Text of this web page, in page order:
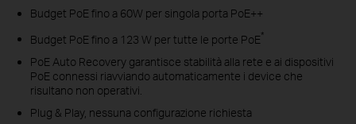
Budget PoE fino a 60W per singola porta PoE++
Budget PoE fino a 123 W per tutte le porte PoE*
PoE Auto Recovery garantisce stabilità alla rete e ai dispositivi
PoE connessi riavviando automaticamente i device che
risultano non operativi.
Plug & Play, nessuna configurazione richiesta